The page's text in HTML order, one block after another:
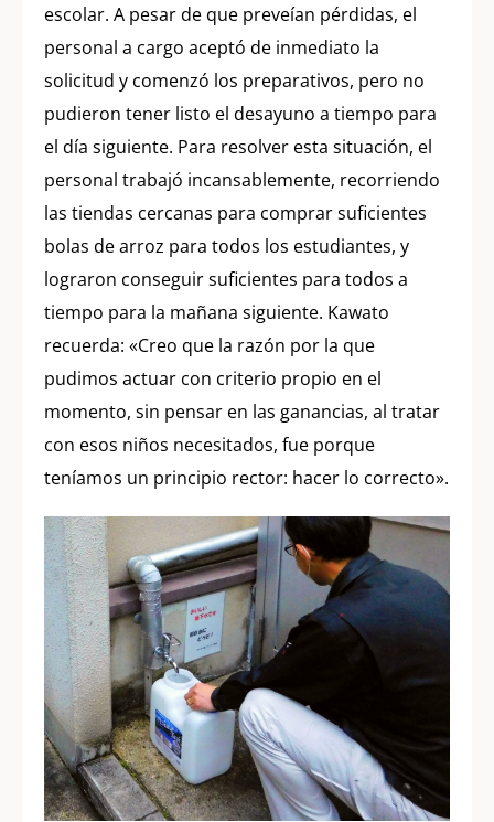
escolar. A pesar de que preveían pérdidas, el
personal a cargo aceptó de inmediato la
solicitud y comenzó los preparativos, pero no
pudieron tener listo el desayuno a tiempo para
el día siguiente. Para resolver esta situación, el
personal trabajó incansablemente, recorriendo
las tiendas cercanas para comprar suficientes
bolas de arroz para todos los estudiantes, y
lograron conseguir suficientes para todos a
tiempo para la mañana siguiente. Kawato
recuerda: «Creo que la razón por la que
pudimos actuar con criterio propio en el
momento, sin pensar en las ganancias, al tratar
con esos niños necesitados, fue porque
teníamos un principio rector: hacer lo correcto».